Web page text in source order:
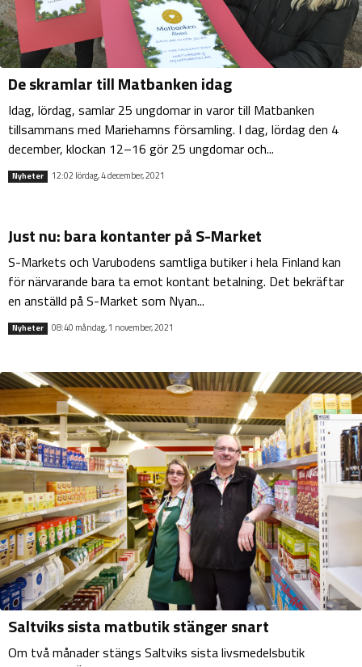
De skramlar till Matbanken idag
Idag, lördag, samlar 25 ungdomar in varor till Matbanken
tillsammans med Mariehamns församling. I dag, lördag den 4
december, klockan 12–16 gör 25 ungdomar och...
Nyheter 12:02 lördag, 4 december, 2021
Just nu: bara kontanter på S-Market
S-Markets och Varubodens samtliga butiker i hela Finland kan
för närvarande bara ta emot kontant betalning. Det bekräftar
en anställd på S-Market som Nyan...
Nyheter 08:40 måndag, 1 november, 2021
Saltviks sista matbutik stänger snart
Om två månader stängs Saltviks sista livsmedelsbutik